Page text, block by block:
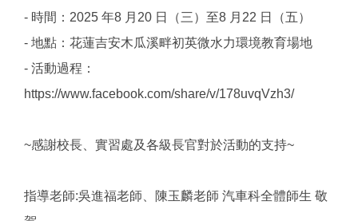
- 時間：2025 年8 ⽉20 ⽇（三）⾄8 ⽉22 ⽇（五）
- 地點：花蓮吉安木瓜溪畔初英微水力環境教育場地
- 活動過程：
https://www.facebook.com/share/v/178uvqVzh3/
~感謝校長、實習處及各級長官對於活動的支持~
指導老師:吳進福老師、陳玉麟老師 汽車科全體師生 敬